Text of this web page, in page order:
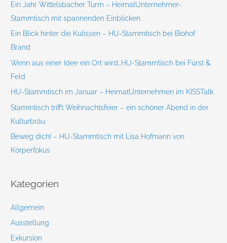
h
:
Ein Jahr Wittelsbacher Turm – HeimatUnternehmer-
Stammtisch mit spannenden Einblicken
Ein Blick hinter die Kulissen – HU-Stammtisch bei Biohof
Brand
Wenn aus einer Idee ein Ort wird…HU-Stammtisch bei Fürst &
Feld
HU-Stammtisch im Januar – HeimatUnternehmen im KISSTalk
Stammtisch trifft Weihnachtsfeier – ein schöner Abend in der
Kulturbräu
Beweg dich! – HU-Stammtisch mit Lisa Hofmann von
Körperfokus
Kategorien
Allgemein
Ausstellung
Exkursion